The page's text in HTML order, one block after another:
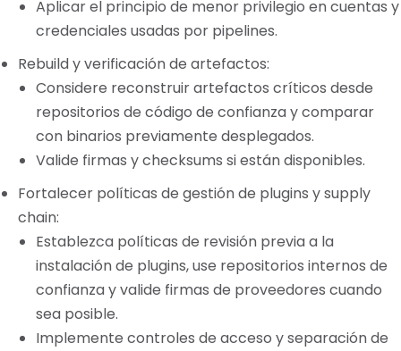
Aplicar el principio de menor privilegio en cuentas y
credenciales usadas por pipelines.
Rebuild y verificación de artefactos:
Considere reconstruir artefactos críticos desde
repositorios de código de confianza y comparar
con binarios previamente desplegados.
Valide firmas y checksums si están disponibles.
Fortalecer políticas de gestión de plugins y supply
chain:
Establezca políticas de revisión previa a la
instalación de plugins, use repositorios internos de
confianza y valide firmas de proveedores cuando
sea posible.
Implemente controles de acceso y separación de